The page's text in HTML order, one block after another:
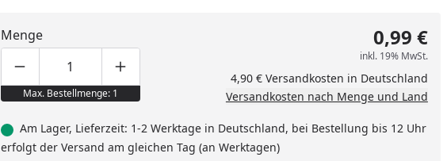
Menge
Produktmenge um eins verringern
Produktmenge manuell eingeben
Produktmenge um eins erhöhen
Max. Bestellmenge: 1
0,99 €
inkl. 19% MwSt.
4,90 € Versandkosten in Deutschland
Versandkosten nach Menge und Land
Am Lager, Lieferzeit: 1-2 Werktage in Deutschland, bei Bestellung bis 12 Uhr
erfolgt der Versand am gleichen Tag (an Werktagen)